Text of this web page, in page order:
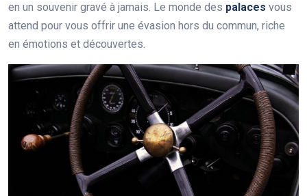
en un souvenir gravé à jamais. Le monde des palaces vous
attend pour vous offrir une évasion hors du commun, riche
en émotions et découvertes.